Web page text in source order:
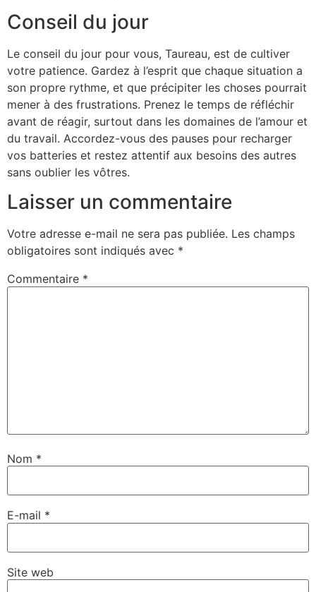
Conseil du jour
Le conseil du jour pour vous, Taureau, est de cultiver
votre patience. Gardez à l’esprit que chaque situation a
son propre rythme, et que précipiter les choses pourrait
mener à des frustrations. Prenez le temps de réfléchir
avant de réagir, surtout dans les domaines de l’amour et
du travail. Accordez-vous des pauses pour recharger
vos batteries et restez attentif aux besoins des autres
sans oublier les vôtres.
Laisser un commentaire
Votre adresse e-mail ne sera pas publiée. Les champs
obligatoires sont indiqués avec *
Commentaire *
Nom *
E-mail *
Site web